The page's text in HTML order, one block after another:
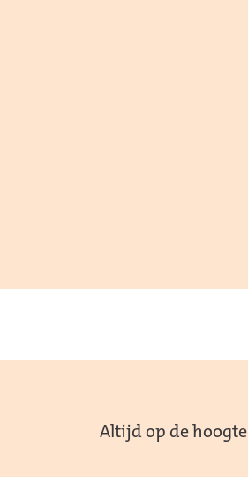
Altijd op de hoogte